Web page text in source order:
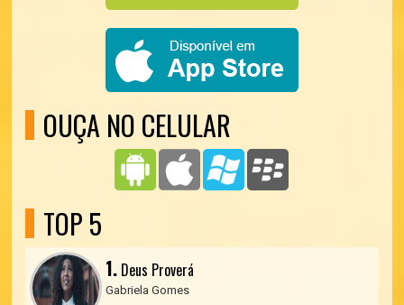
OUÇA NO CELULAR
TOP 5
1. Deus Proverá
Gabriela Gomes